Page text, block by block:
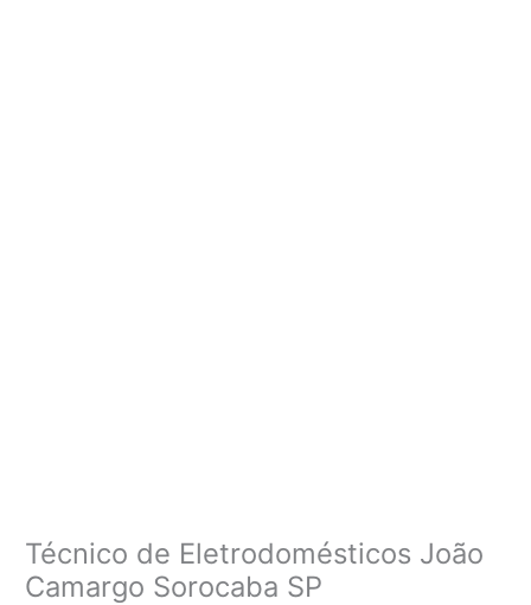
Técnico de Eletrodomésticos João
Camargo Sorocaba SP